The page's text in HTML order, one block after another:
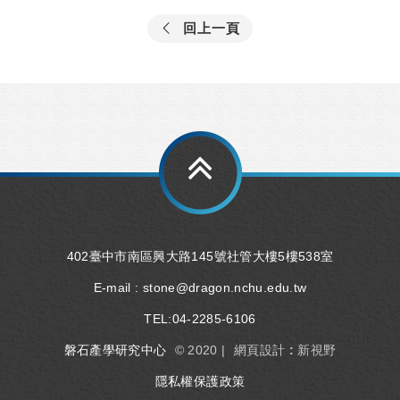
回上一頁
402臺中市南區興大路145號社管大樓5樓538室
E-mail : stone@dragon.nchu.edu.tw
TEL:04-2285-6106
磐石產學研究中心 © 2020 | 網頁設計 : 新視野
隱私權保護政策